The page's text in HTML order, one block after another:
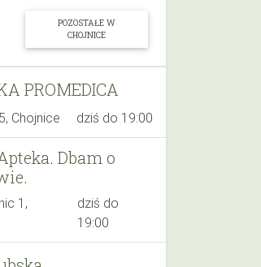
POZOSTAŁE W
CHOJNICE
PROMEDICA
Chojnice dziś do 19:00
Dbam o
1,
dziś do
19:00